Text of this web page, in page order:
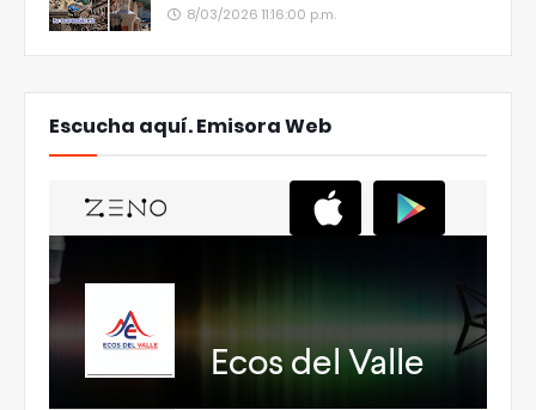
8/03/2026 11:16:00 p.m.
Escucha aquí. Emisora Web